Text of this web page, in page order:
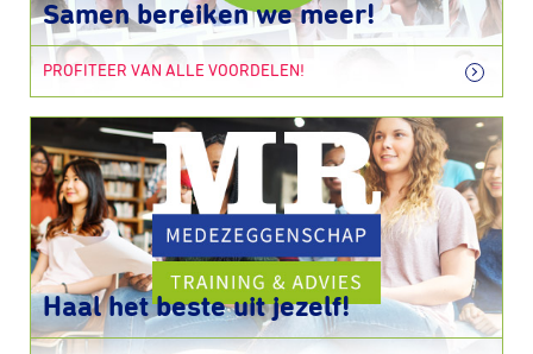
Samen bereiken we meer!
PROFITEER VAN ALLE VOORDELEN!
Haal het beste uit jezelf!